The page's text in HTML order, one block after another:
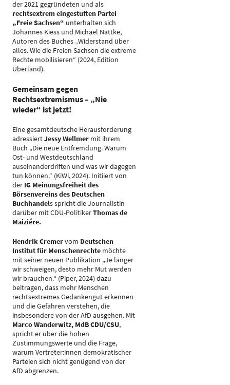
der 2021 gegründeten und als
rechtsextrem eingestuften Partei
„Freie Sachsen“ unterhalten sich
Johannes Kiess und Michael Nattke,
Autoren des Buches „Widerstand über
alles. Wie die Freien Sachsen die extreme
Rechte mobilisieren“ (2024, Edition
Überland).
Gemeinsam gegen
Rechtsextremismus – „Nie
wieder“ ist jetzt!
Eine gesamtdeutsche Herausforderung
adressiertJessy Wellmer mit ihrem
Buch „Die neue Entfremdung. Warum
Ost- und Westdeutschland
auseinanderdriften und was wir dagegen
tun können.“ (KiWi, 2024). Initiiert von
der IG Meinungsfreiheit des
Börsenvereins des Deutschen
Buchhandels spricht die Journalistin
darüber mit CDU-PolitikerThomas de
Maiziére.
Hendrik Cremervom Deutschen
Institut für Menschenrechte möchte
mit seiner neuen Publikation „Je länger
wir schweigen, desto mehr Mut werden
wir brauchen.“ (Piper, 2024) dazu
beitragen, dass mehr Menschen
rechtsextremes Gedankengut erkennen
und die Gefahren verstehen, die
insbesondere von der AfD ausgehen. Mit
Marco Wanderwitz, MdB CDU/CSU,
spricht er über die hohen
Zustimmungswerte und die Frage,
warum Vertreter:innen demokratischer
Parteien sich nicht genügend von der
AfD abgrenzen.